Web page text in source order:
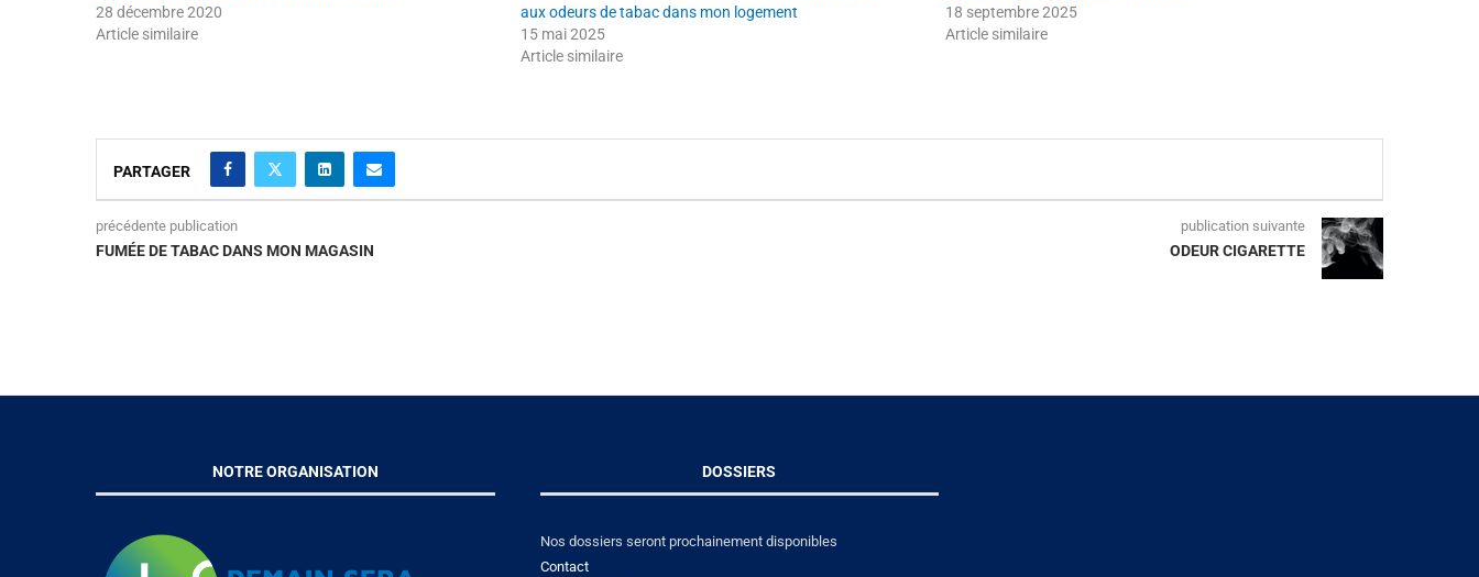
28 décembre 2020
Article similaire
aux odeurs de tabac dans mon logement
15 mai 2025
Article similaire
18 septembre 2025
Article similaire
PARTAGER
précédente publication
FUMÉE DE TABAC DANS MON MAGASIN
publication suivante
ODEUR CIGARETTE
NOTRE ORGANISATION DOSSIERS
Nos dossiers seront prochainement disponibles
Contact